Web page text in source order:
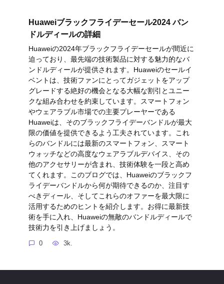
Huaweiブラックフライデーセール2024 バン
ドルディールの詳細
Huaweiの2024年ブラックフライデーセールが間近に
迫っており、最先端の技術製品に対する魅力的なバ
ンドルディールが提供されます。Huaweiのセールイ
ベントは、技術ファンにとってガジェットをアップ
グレードする絶好の機会となる大幅な割引とユニー
クな組み合わせを約束しています。スマートフォン
やウェアラブル市場での主要プレーヤーである
Huaweiは、そのブラックフライデーバンドルが最大
限の価値を提供できるよう工夫されています。これ
らのバンドルには最新のスマートフォン、スマート
ウォッチなどの高度なウェアラブルデバイス、その
他のアクセサリーが含まれ、技術体験を一段と高め
てくれます。このブログでは、Huaweiのブラックフ
ライデーバンドルから何が期待できるのか、注目す
べきディール、そしてこれらのオファーを最大限に
活用するためのヒントを紹介します。お得に最新技
術を手に入れ、Huaweiの無敵のバンドルディールで
技術力を引き上げましょう。
0 3k.